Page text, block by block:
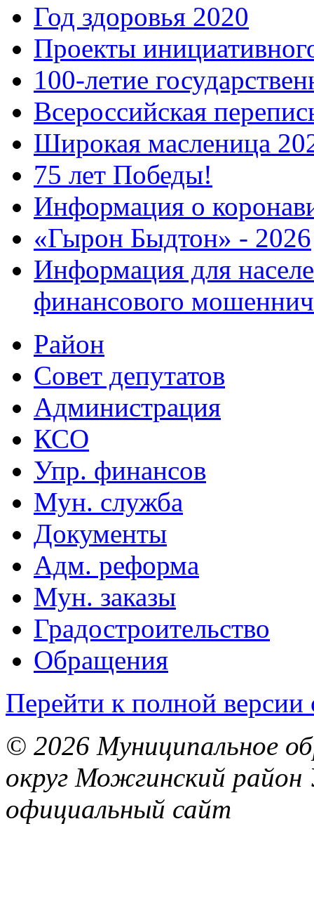
Год здоровья 2020
Проекты
100-летие
Всероссийская
Широкая масленица
75 лет Победы!
Информация о
«Гырон Быдтон» - 2026
Информация для
финансового
Район
Совет депутатов
Администрация
КСО
Упр. финансов
Мун. служба
Документы
Адм. реформа
Мун. заказы
Градостроительство
Обращения
Перейти к полной версии
© 2026 Муниципальное
округ Можгинский район
официальный сайт